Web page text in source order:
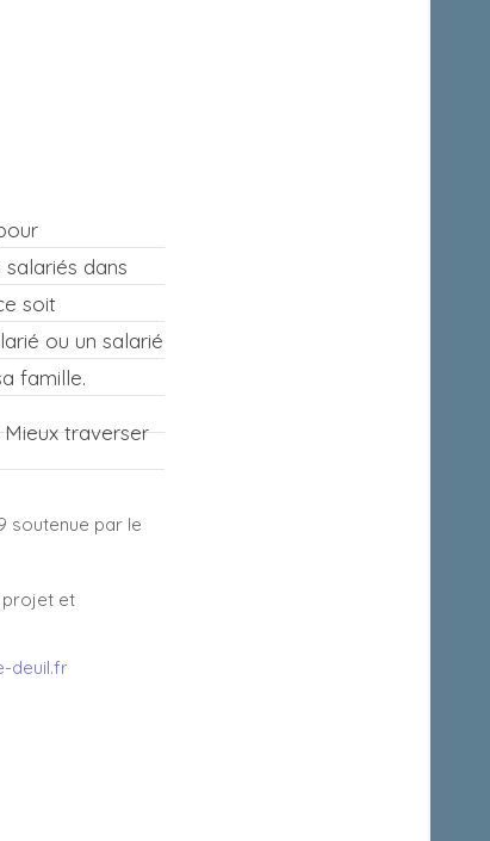
dans
soit
ou un salarié
famille.
traverser
soutenue par le
projet et
deuil.fr